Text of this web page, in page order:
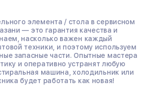
элемента / стола в сервисном
— это гарантия качества и
насколько важен каждый
техники, и поэтому используем
запасные части. Опытные мастера
и оперативно устранят любую
машина, холодильник или
будет работать как новая!